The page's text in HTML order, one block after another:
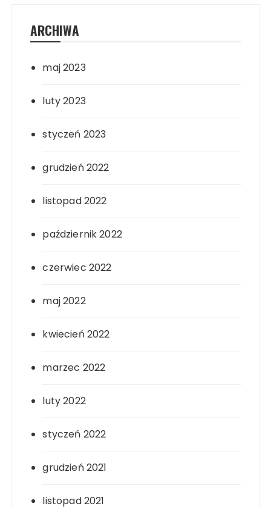
ARCHIWA
maj 2023
luty 2023
styczeń 2023
grudzień 2022
listopad 2022
październik 2022
czerwiec 2022
maj 2022
kwiecień 2022
marzec 2022
luty 2022
styczeń 2022
grudzień 2021
listopad 2021